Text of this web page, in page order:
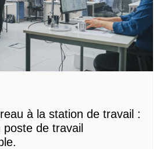
à la station de travail :
poste de travail